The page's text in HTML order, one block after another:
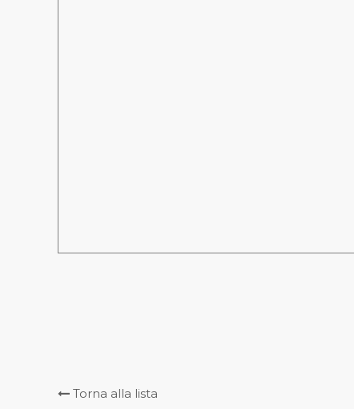
Torna alla lista